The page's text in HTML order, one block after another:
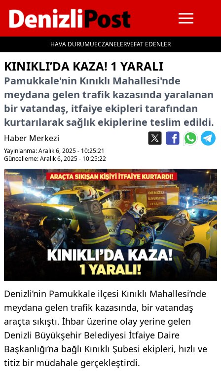
HAVA DURUMUECZANELERVEFAT EDENLER
KINIKLI’DA KAZA! 1 YARALI
Pamukkale'nin Kınıklı Mahallesi'nde
meydana gelen trafik kazasında yaralanan
bir vatandaş, itfaiye ekipleri tarafından
kurtarılarak sağlık ekiplerine teslim edildi.
Haber Merkezi
Yayınlanma: Aralık 6, 2025 - 10:25:21
Güncelleme: Aralık 6, 2025 - 10:25:22
Denizli’nin Pamukkale ilçesi Kınıklı Mahallesi’nde
meydana gelen trafik kazasında, bir vatandaş
araçta sıkıştı. İhbar üzerine olay yerine gelen
Denizli Büyükşehir Belediyesi İtfaiye Daire
Başkanlığı’na bağlı Kınıklı Şubesi ekipleri, hızlı ve
titiz bir müdahale gerçekleştirdi.